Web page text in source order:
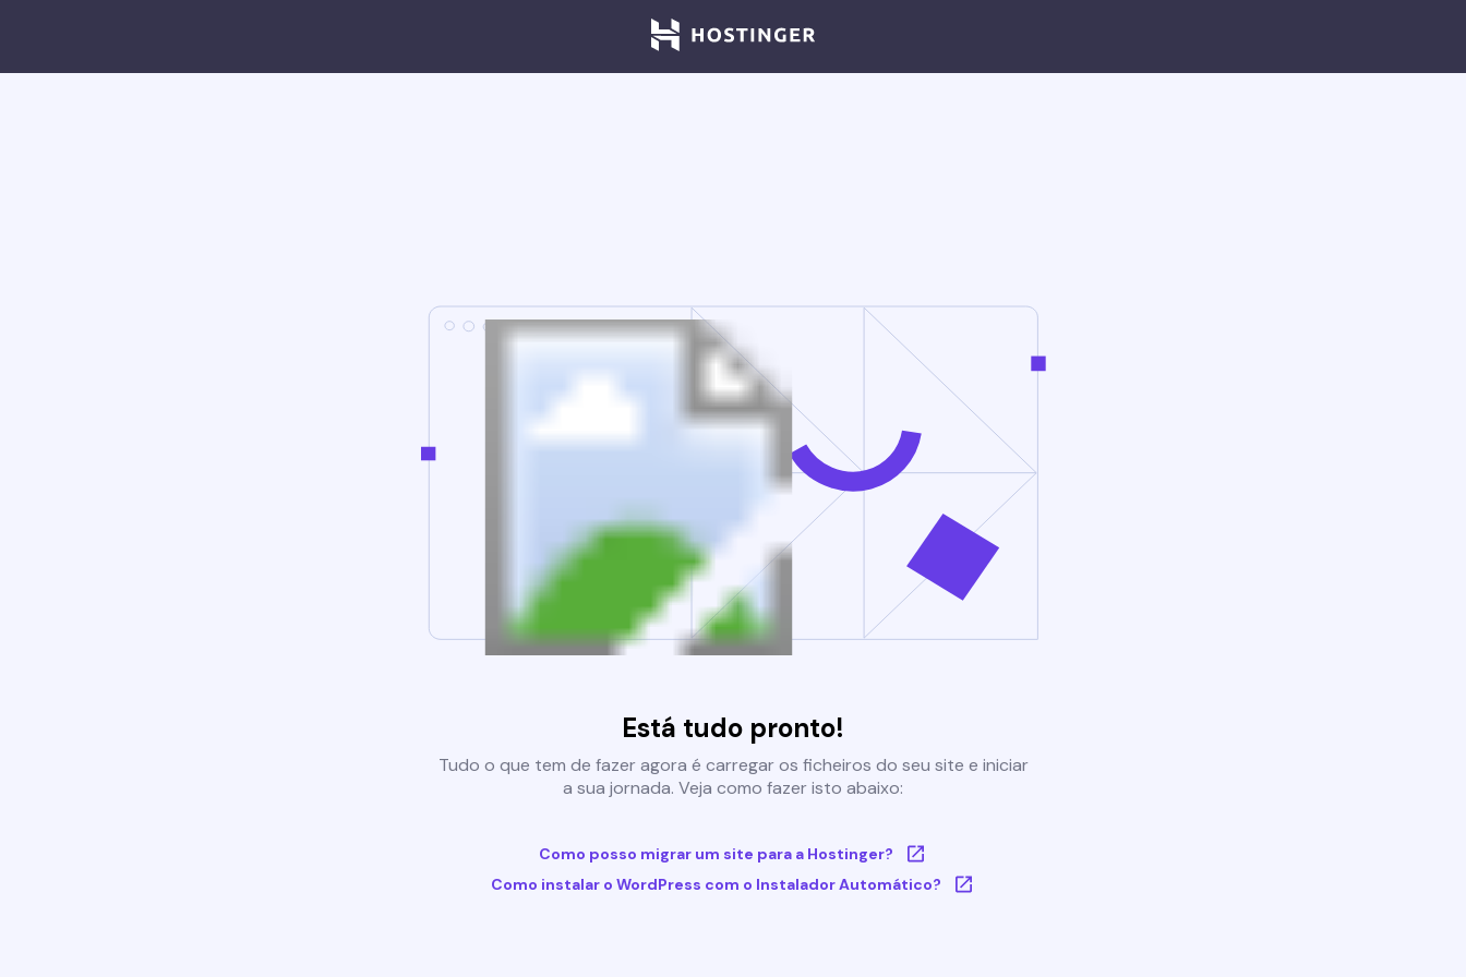
Está tudo pronto!
Tudo o que tem de fazer agora é carregar os ficheiros do seu site e iniciar
a sua jornada. Veja como fazer isto abaixo:
Como posso migrar um site para a Hostinger?
Como instalar o WordPress com o Instalador Automático?